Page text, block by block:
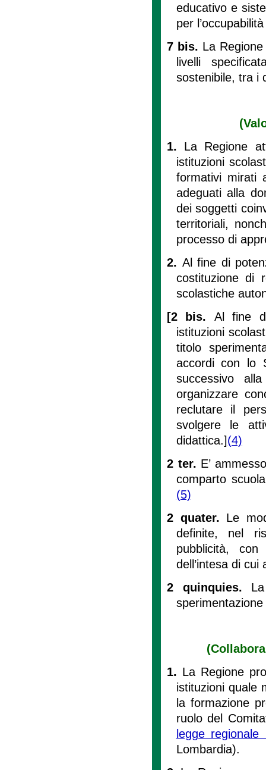
educativo e
per
7 bis. La
livelli
sostenibile, tra i
1. La Regione
istituzioni
formativi mirati
adeguati alla
dei soggetti
territoriali,
processo di
2. Al fine di
costituzione di
scolastiche
[2 bis. Al fine
istituzioni
titolo
accordi con lo
successivo
organizzare
reclutare il
svolgere le
didattica.](4)
2 ter. E’
comparto
(5)
2 quater. Le
definite, nel
pubblicità,
dell’intesa di cui
2 quinquies.
1. La Regione
istituzioni quale
la formazione
ruolo del
legge
Lombardia).